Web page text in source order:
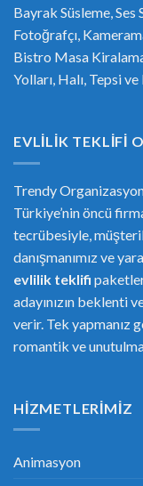
Bayrak Süsleme,
Fotoğrafçı,
Bistro Masa
Yolları, Halı, Tepsi
EVLILIK TEKLIFI
Trendy
Türkiye’nin öncü
tecrübesiyle,
danışmanımız ve
evlilik teklifi
adayınızın beklenti
verir. Tek yapmanız
romantik ve
HIZMETLERIMIZ
Animasyon